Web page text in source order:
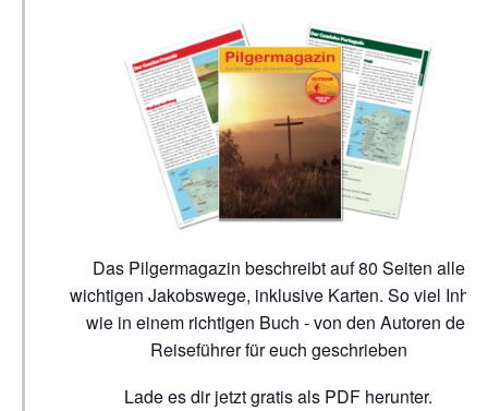
Das Pilgermagazin beschreibt auf 80 Seiten alle
wichtigen Jakobswege, inklusive Karten. So viel Inhalt
wie in einem richtigen Buch - von den Autoren der
Reiseführer für euch geschrieben
Lade es dir jetzt gratis als PDF herunter.